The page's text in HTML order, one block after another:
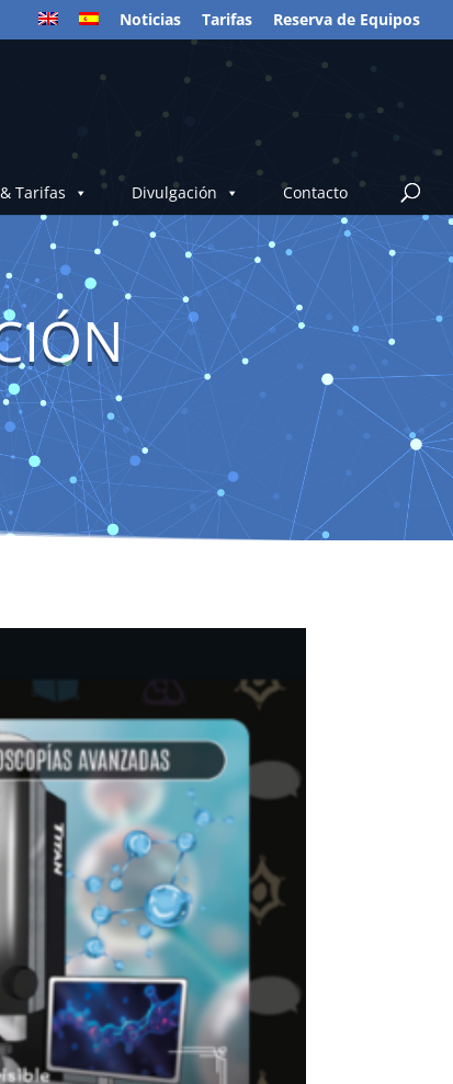
Noticias Tarifas Reserva de Equipos
Tarifas Divulgación Contacto